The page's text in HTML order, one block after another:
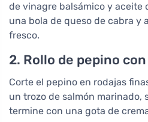
de vinagre balsámico y aceite
una bola de queso de cabra y
fresco.
2. Rollo de pepino
Corte el pepino en rodajas
un trozo de salmón marinado,
termine con una gota de